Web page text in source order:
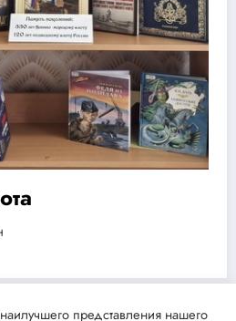
представления нашего